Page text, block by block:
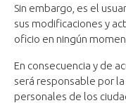
Sin embargo, es el
sus modificaciones y
oficio en ningún
En consecuencia y de
será responsable por
personales de los